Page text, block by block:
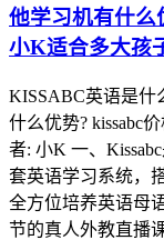
他学习机有什么
小K适合多大孩
KISSABC英语是什
什么优势? kissabc
者: 小K 一、
套英语学习系统，
全方位培养英语母
节的真人外教直播